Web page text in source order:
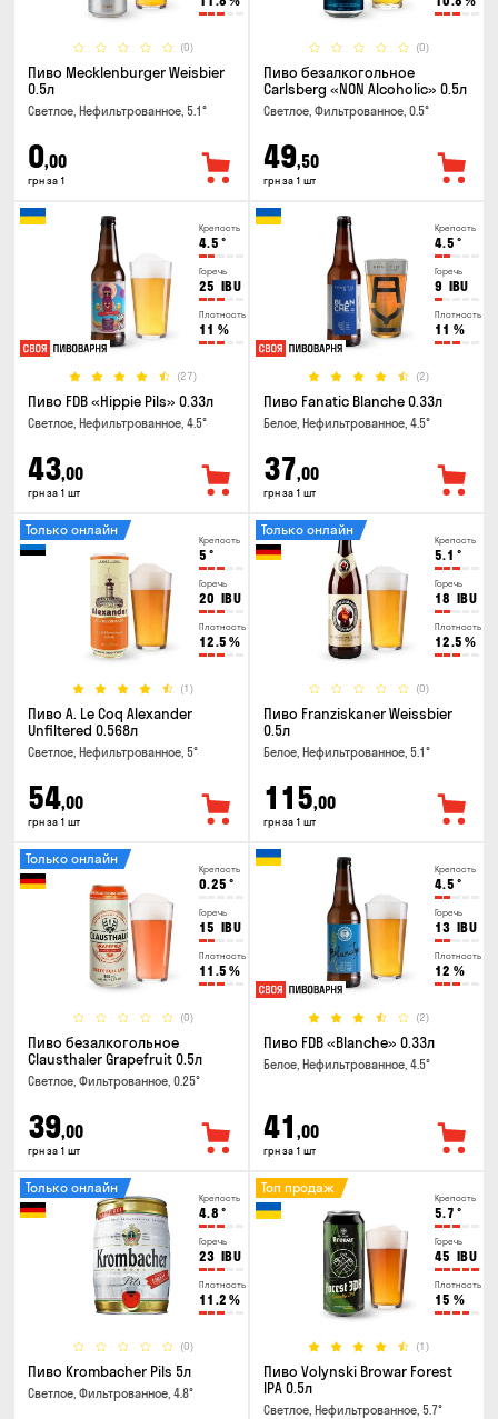
(0)
Пиво Mecklenburger Weisbier
0.5л
Светлое, Нефильтрованное, 5.1°
0,00
грн за 1
(0)
Пиво безалкогольное
Carlsberg «NON Alcoholic» 0.5л
Светлое, Фильтрованное, 0.5°
49,50
грн за 1 шт
Крепость
4.5 °
Горечь
25 IBU
Плотность
11 %
(27)
Пиво FDB «Hippie Pils» 0.33л
Светлое, Нефильтрованное, 4.5°
43,00
грн за 1 шт
Крепость
4.5 °
Горечь
9 IBU
Плотность
11 %
(2)
Пиво Fanatic Blanche 0.33л
Белое, Нефильтрованное, 4.5°
37,00
грн за 1 шт
Крепость
5 °
Горечь
20 IBU
Плотность
12.5 %
(1)
Только онлайн
Пиво A. Le Coq Alexander
Unfiltered 0.568л
Светлое, Нефильтрованное, 5°
54,00
грн за 1 шт
Крепость
5.1 °
Горечь
18 IBU
Плотность
12.5 %
(0)
Только онлайн
Пиво Franziskaner Weissbier
0.5л
Белое, Нефильтрованное, 5.1°
115,00
грн за 1 шт
Крепость
0.25 °
Горечь
15 IBU
Плотность
11.5 %
(0)
Только онлайн
Пиво безалкогольное
Clausthaler Grapefruit 0.5л
Светлое, Фильтрованное, 0.25°
39,00
грн за 1 шт
Крепость
4.5 °
Горечь
13 IBU
Плотность
12 %
(2)
Пиво FDB «Blanche» 0.33л
Белое, Нефильтрованное, 4.5°
41 ,00
грн за 1 шт
Крепость
4.8 °
Горечь
23 IBU
Плотность
11.2 %
(0)
Только онлайн
Пиво Krombacher Pils 5л
Светлое, Фильтрованное, 4.8°
Крепость
5.7 °
Горечь
45 IBU
Плотность
15 %
(1)
Топ продаж
Пиво Volynski Browar Forest
IPA 0.5л
Светлое, Нефильтрованное, 5.7°